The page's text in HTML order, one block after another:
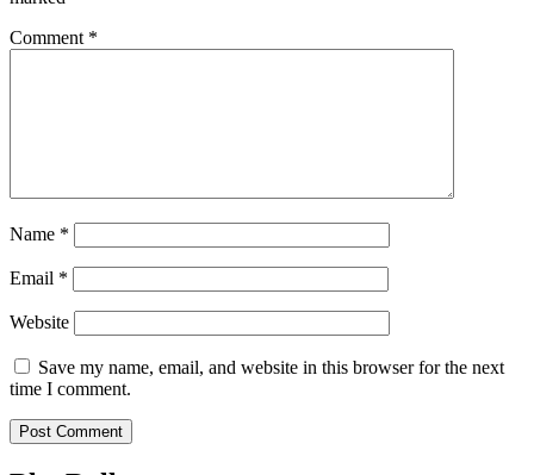
Comment *
Name *
Email *
Website
Save my name, email, and website in this browser for the next
time I comment.